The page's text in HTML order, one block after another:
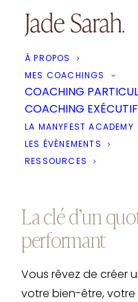
À PROPOS
MES COACHINGS
COACHING
COACHING EXÉCUTIF
LA MANYFEST ACADEMY
LES ÉVÈNEMENTS
RESSOURCES
Le
La clé d’un
performant
Vous rêvez de créer
votre bien-être,